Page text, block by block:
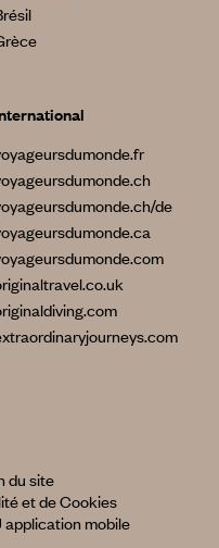
de
du site
et de Cookies
application mobile